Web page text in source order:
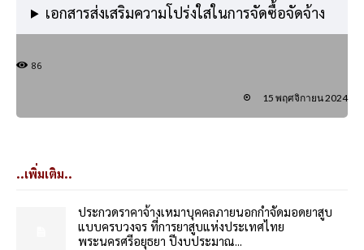
เอกสารส่งเสริมความโปร่งใสในการจัดซื้อจัดจ้าง
86
15 พฤศจิกายน 2024
..เพิ่มเติม..
ประกวดราคาจ้างเหมาบุคคลภายนอกกำจัดมอดยาสูบ
แบบครบวงจร ที่การยาสูบแห่งประเทศไทย
พระนครศรีอยุธยา ปีงบประมาณ...